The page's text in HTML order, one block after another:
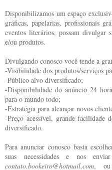
Disponibilizamos um espaço
gráficas, papelarias, profissionais
eventos literários, possam divulgar
e/ou produtos.
Divulgando conosco você tende a
-Visibilidade dos produtos/serviços
-Público alvo diversificado;
-Disponibilidade do anúncio 24
para o mundo todo;
-Estratégia para alcançar novos
-Preço acessível, grande facilidade
diversificado.
Para anunciar conosco basta
suas necessidades e nos
contato.bookeiro@hotmail.com, ou